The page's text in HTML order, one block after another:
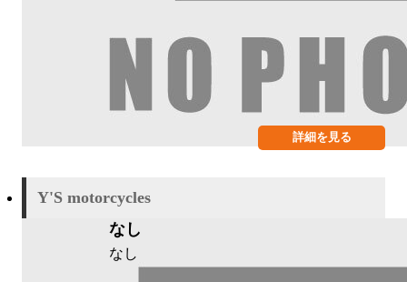
詳細を見る
Y'S motorcycles
なし
なし